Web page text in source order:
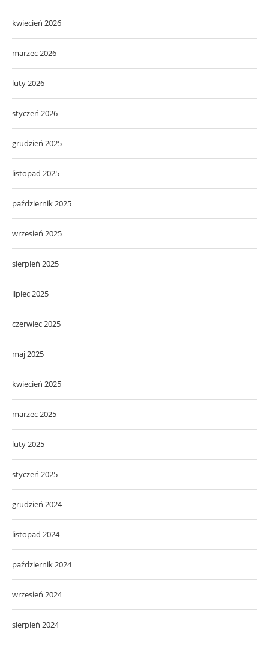
kwiecień 2026
marzec 2026
luty 2026
styczeń 2026
grudzień 2025
listopad 2025
październik 2025
wrzesień 2025
sierpień 2025
lipiec 2025
czerwiec 2025
maj 2025
kwiecień 2025
marzec 2025
luty 2025
styczeń 2025
grudzień 2024
listopad 2024
październik 2024
wrzesień 2024
sierpień 2024